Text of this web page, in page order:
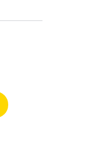
06-13 Amg S65